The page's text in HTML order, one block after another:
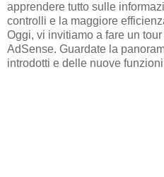
apprendere tutto sulle
controlli e la maggiore
Oggi, vi invitiamo a fare un
AdSense. Guardate la
introdotti e delle nuove